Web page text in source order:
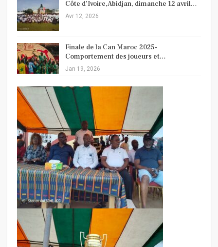
Côte d’Ivoire,Abidjan, dimanche 12 avril…
Avr 12, 2026
Finale de la Can Maroc 2025-
Comportement des joueurs et…
Jan 19, 2026